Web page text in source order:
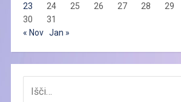
23
24 25 26 27 28
29
30
31
« Nov Jan »